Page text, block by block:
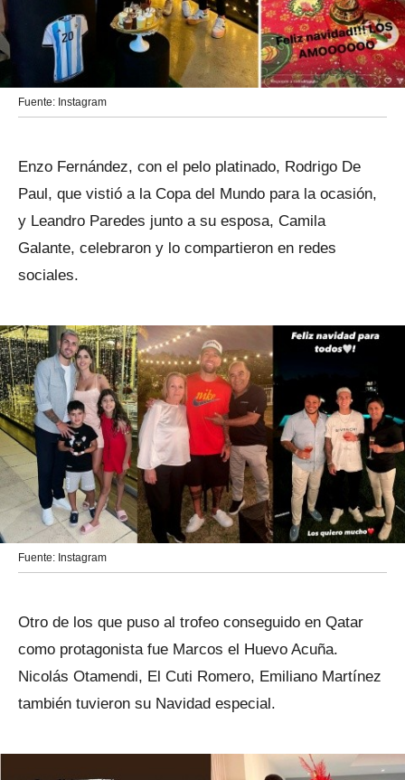
Fuente: Instagram
Enzo Fernández, con el pelo platinado, Rodrigo De
Paul, que vistió a la Copa del Mundo para la ocasión,
y Leandro Paredes junto a su esposa, Camila
Galante, celebraron y lo compartieron en redes
sociales.
Fuente: Instagram
Otro de los que puso al trofeo conseguido en Qatar
como protagonista fue Marcos el Huevo Acuña.
Nicolás Otamendi, El Cuti Romero, Emiliano Martínez
también tuvieron su Navidad especial.